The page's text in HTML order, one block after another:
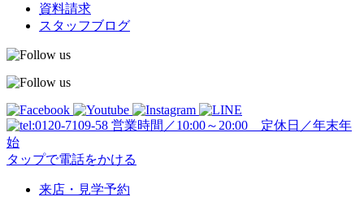
資料請求
スタッフブログ
営業時間／10:00～20:00 定休日／年末年
始
タップで電話をかける
来店・見学予約